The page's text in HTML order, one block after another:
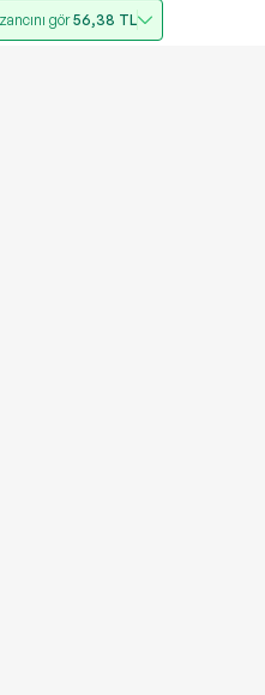
gör56,38 TL